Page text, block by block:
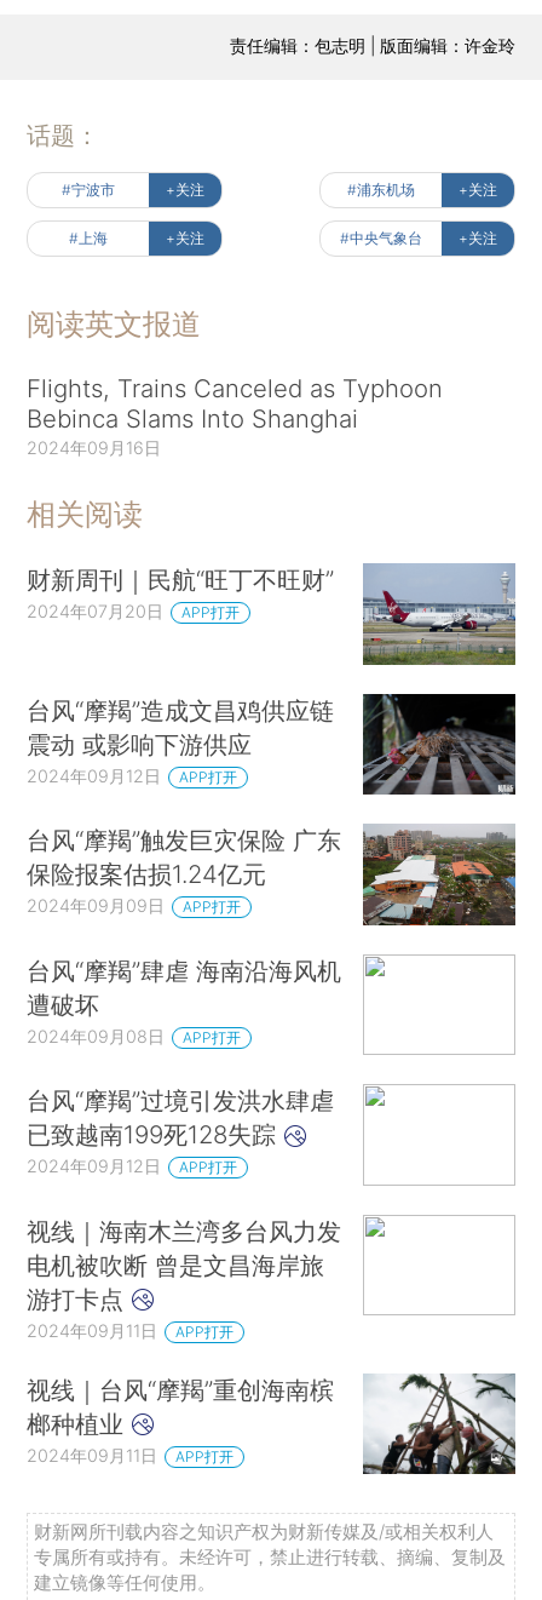
责任编辑：包志明 | 版面编辑：许金玲
话题：
#宁波市 +关注 #浦东机场 +关注
#上海 +关注 #中央气象台 +关注
阅读英文报道
Flights, Trains Canceled as Typhoon
Bebinca Slams Into Shanghai
2024年09月16日
相关阅读
财新周刊｜民航“旺丁不旺财”
2024年07月20日 APP打开
台风“摩羯”造成文昌鸡供应链
震动 或影响下游供应
2024年09月12日 APP打开
台风“摩羯”触发巨灾保险 广东
保险报案估损1.24亿元
2024年09月09日 APP打开
台风“摩羯”肆虐 海南沿海风机
遭破坏
2024年09月08日 APP打开
台风“摩羯”过境引发洪水肆虐
已致越南199死128失踪
2024年09月12日 APP打开
视线｜海南木兰湾多台风力发
电机被吹断 曾是文昌海岸旅
游打卡点
2024年09月11日 APP打开
视线｜台风“摩羯”重创海南槟
榔种植业
2024年09月11日 APP打开
财新网所刊载内容之知识产权为财新传媒及/或相关权利人
专属所有或持有。未经许可，禁止进行转载、摘编、复制及
建立镜像等任何使用。